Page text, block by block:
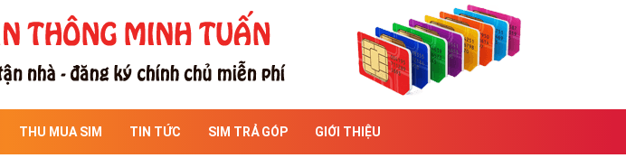
THU MUA SIM TIN TỨC SIM TRẢ GÓP GIỚI THIỆU